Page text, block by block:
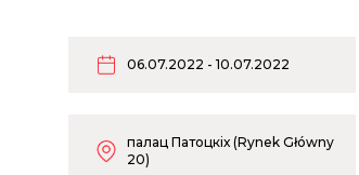
06.07.2022 - 10.07.2022
палац Патоцкіх (Rynek Główny
20)